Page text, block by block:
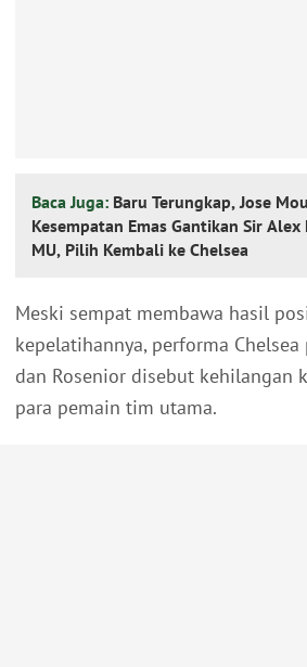
Baca Juga: Baru Terungkap, Jose
Kesempatan Emas Gantikan Sir
MU, Pilih Kembali ke Chelsea
Meski sempat membawa hasil
kepelatihannya, performa
dan Rosenior disebut kehilangan
para pemain tim utama.